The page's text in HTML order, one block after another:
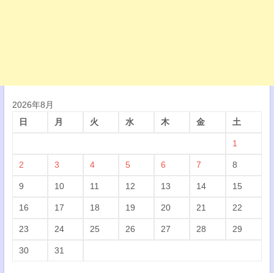
2026年8月
日
月 火 水 木 金 土
1
2 3 4 5 6 7 8
9 10 11 12 13 14 15
16 17 18 19 20 21 22
23 24 25 26 27 28 29
30 31